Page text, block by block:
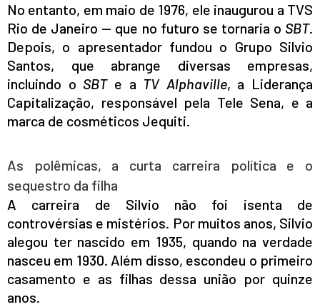
No entanto, em maio de 1976, ele inaugurou a TVS
Rio de Janeiro — que no futuro se tornaria o SBT.
Depois, o apresentador fundou o Grupo Silvio
Santos, que abrange diversas empresas,
incluindo o SBTe a TV Alphaville, a Liderança
Capitalização, responsável pela Tele Sena, e a
marca de cosméticos Jequiti.
As polêmicas, a curta carreira política e o
sequestro da filha
A carreira de Silvio não foi isenta de
controvérsias e mistérios. Por muitos anos, Silvio
alegou ter nascido em 1935, quando na verdade
nasceu em 1930. Além disso, escondeu o primeiro
casamento e as filhas dessa união por quinze
anos.